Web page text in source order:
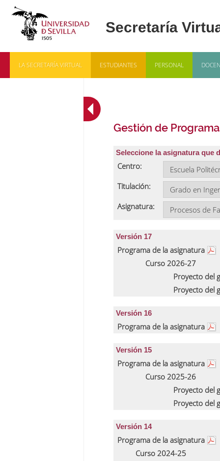
LA SECRETARÍA VIRTUAL ESTUDIANTES PERSONAL
Gestión de
Seleccione la asignatura que
Centro:
Titulación:
Asignatura:
Versión 17
Programa de la asignatura
Curso 2026-27
Proyecto del
Proyecto del
Versión 16
Programa de la asignatura
Versión 15
Programa de la asignatura
Curso 2025-26
Proyecto del
Proyecto del
Versión 14
Programa de la asignatura
Curso 2024-25